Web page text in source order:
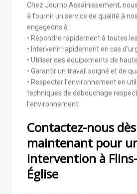
Chez Journo Assainissement,
à fournir un service de qualité à
engageons à :
• Répondre rapidement à toutes
• Intervenir rapidement en cas
• Utiliser des équipements de
• Garantir un travail soigné et de
• Respecter l’environnement en
techniques de débouchage
l’environnement
Contactez-nous dès
maintenant pour
intervention à
Église